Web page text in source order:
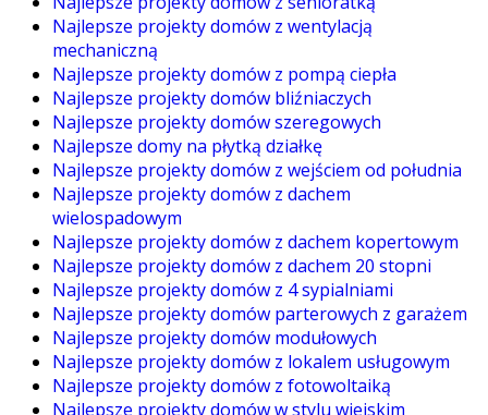
Najlepsze projekty domów z wentylacją
mechaniczną
Najlepsze projekty domów z pompą ciepła
Najlepsze projekty domów bliźniaczych
Najlepsze projekty domów szeregowych
Najlepsze domy na płytką działkę
Najlepsze projekty domów z wejściem od południa
Najlepsze projekty domów z dachem
wielospadowym
Najlepsze projekty domów z dachem kopertowym
Najlepsze projekty domów z dachem 20 stopni
Najlepsze projekty domów z 4 sypialniami
Najlepsze projekty domów parterowych z garażem
Najlepsze projekty domów modułowych
Najlepsze projekty domów z lokalem usługowym
Najlepsze projekty domów z fotowoltaiką
Najlepsze projekty domów w stylu wiejskim